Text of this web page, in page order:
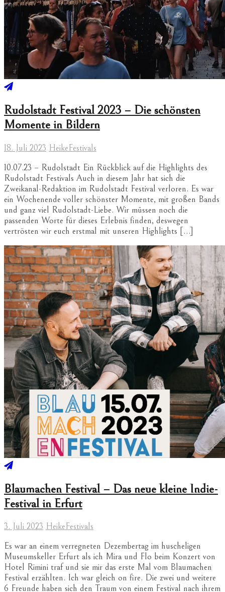
Rudolstadt Festival 2023 – Die schönsten
Momente in Bildern
18. Juli 2023 HeikeFestivals
10.07.23 – Rudolstadt Ein Rückblick auf die Highlights des
Rudolstadt Festivals Auch in diesem Jahr hat sich die
Zweikanal-Redaktion im Rudolstadt Festival verloren. Es war
ein Wochenende voller schönster Momente, mit großen Bands
und ganz viel Rudolstadt-Liebe. Wir müssen noch die
passenden Worte für dieses Erlebnis finden, deswegen
vertrösten wir euch erstmal mit unseren Highlights […]
Blaumachen Festival – Das neue kleine Indie-
Festival in Erfurt
3. Juli 2023 HeikeFestivals
Es war an einem verregneten Dezembertag im huscheligen
Museumskeller Erfurt als ich Mira und Flo beim Konzert von
Hotel Rimini traf und sie mir das erste Mal vom Blaumachen
Festival erzählten. Ich war gleich on fire. Die zwei und weitere
6 Freunde haben sich den Traum von einem Festival nach ihrem